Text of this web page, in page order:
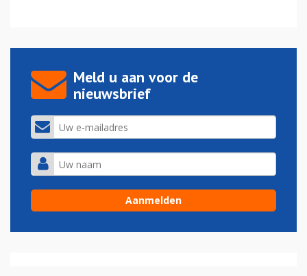
Meld u aan voor de
nieuwsbrief